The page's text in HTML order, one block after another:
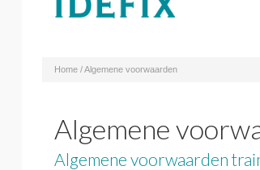
Home Algemene voorwaarden
Algemene
Algemene voorwaarden